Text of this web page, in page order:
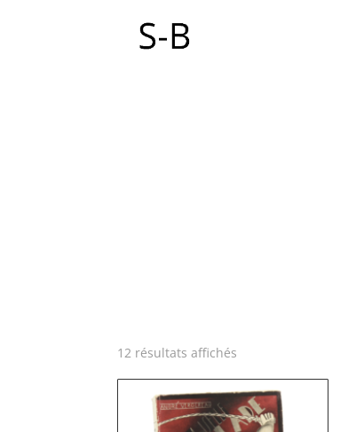
12 résultats affichés